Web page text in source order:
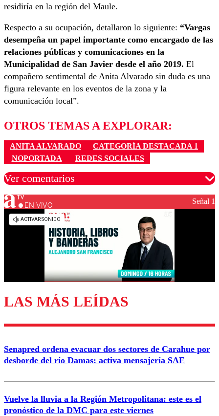
residiría en la región del Maule.
Respecto a su ocupación, detallaron lo siguiente: “Vargas
desempeña un papel importante como encargado de las
relaciones públicas y comunicaciones en la
Municipalidad de San Javier desde el año 2019. El
compañero sentimental de Anita Alvarado sin duda es una
figura relevante en los eventos de la zona y la
comunicación local”.
OTROS TEMAS A EXPLORAR:
ANITA ALVARADO
CATEGORÍA DESTACADA 1
NOPORTADA
REDES SOCIALES
Ver comentarios
Los comentarios son moderados para garantizar un
diálogo respetuoso.
Enviar comentario
EN VIVO Señal 1
LAS MÁS LEÍDAS
Senapred ordena evacuar dos sectores de Carahue por
desborde del río Damas: activa mensajería SAE
Vuelve la lluvia a la Región Metropolitana: este es el
pronóstico de la DMC para este viernes